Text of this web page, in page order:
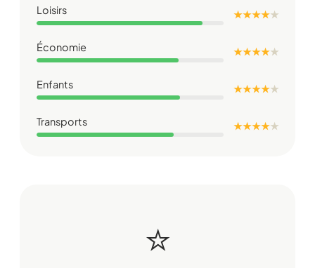
Loisirs ★ ★ ★ ★★
Économie ★ ★ ★ ★★
Enfants ★ ★ ★ ★★
Transports ★ ★ ★ ★★
⭐